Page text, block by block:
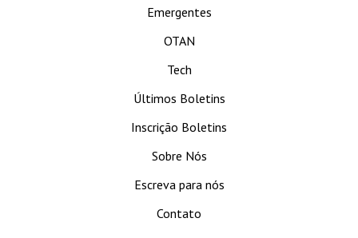
Emergentes
OTAN
Tech
Últimos Boletins
Inscrição Boletins
Sobre Nós
Escreva para nós
Contato